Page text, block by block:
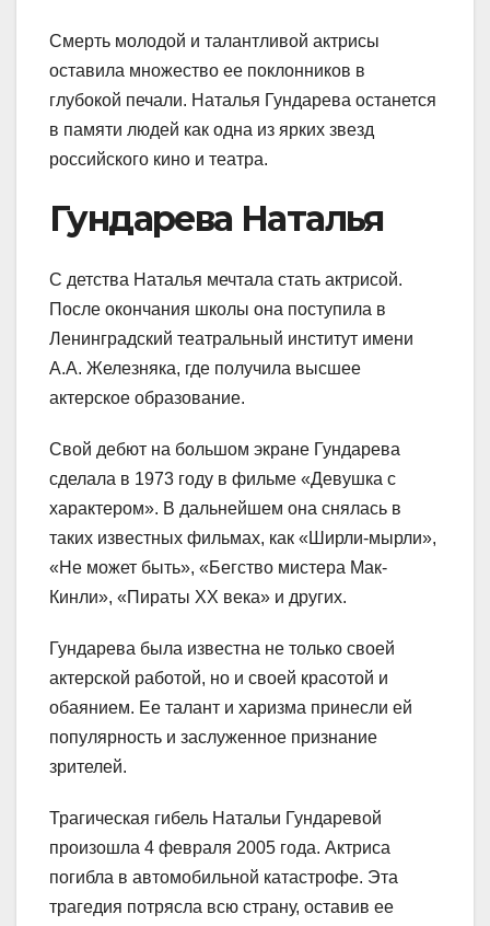
Смерть молодой и талантливой актрисы
оставила множество ее поклонников в
глубокой печали. Наталья Гундарева останется
в памяти людей как одна из ярких звезд
российского кино и театра.
Гундарева Наталья
С детства Наталья мечтала стать актрисой.
После окончания школы она поступила в
Ленинградский театральный институт имени
А.А. Железняка, где получила высшее
актерское образование.
Свой дебют на большом экране Гундарева
сделала в 1973 году в фильме «Девушка с
характером». В дальнейшем она снялась в
таких известных фильмах, как «Ширли-мырли»,
«Не может быть», «Бегство мистера Мак-
Кинли», «Пираты XX века» и других.
Гундарева была известна не только своей
актерской работой, но и своей красотой и
обаянием. Ее талант и харизма принесли ей
популярность и заслуженное признание
зрителей.
Трагическая гибель Натальи Гундаревой
произошла 4 февраля 2005 года. Актриса
погибла в автомобильной катастрофе. Эта
трагедия потрясла всю страну, оставив ее